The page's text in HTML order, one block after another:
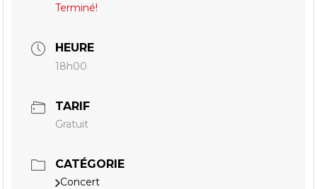
Terminé!
HEURE
18h00
TARIF
Gratuit
CATÉGORIE
Concert